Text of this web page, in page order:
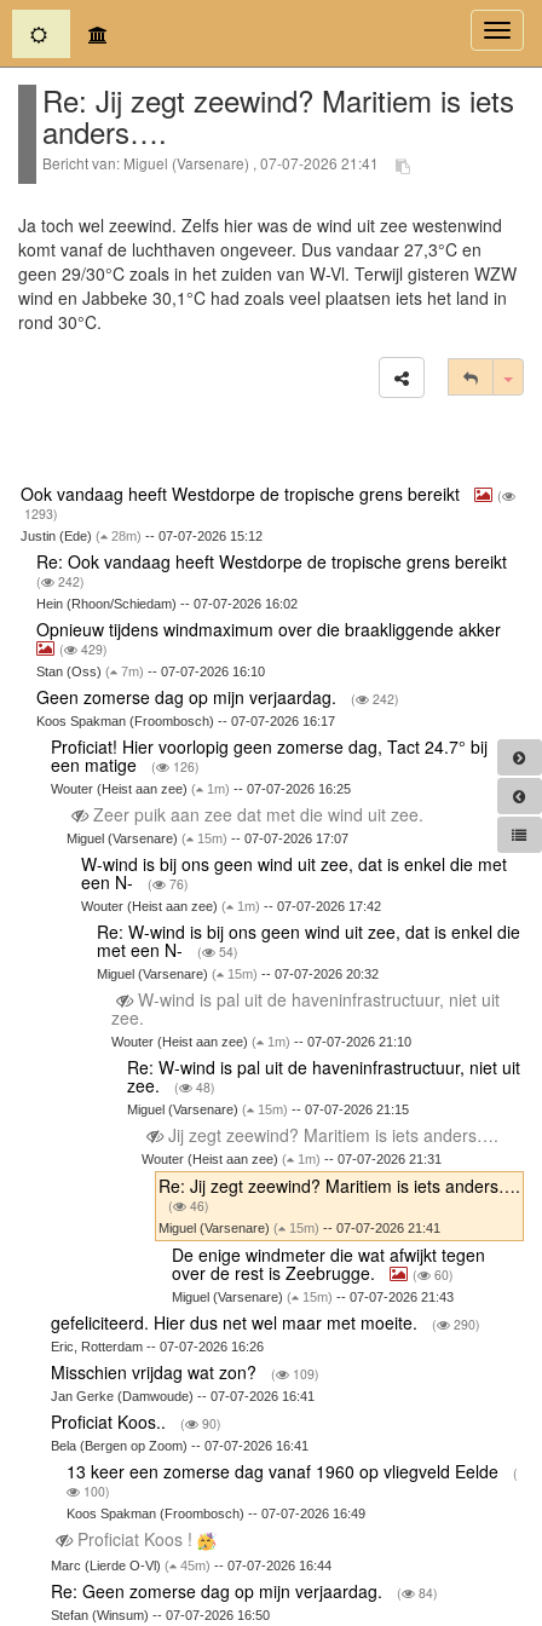
(current)
Re: Jij zegt zeewind? Maritiem is iets
anders….
Bericht van: Miguel (Varsenare) , 07-07-2026 21:41
Ja toch wel zeewind. Zelfs hier was de wind uit zee westenwind
komt vanaf de luchthaven ongeveer. Dus vandaar 27,3°C en
geen 29/30°C zoals in het zuiden van W-Vl. Terwijl gisteren WZW
wind en Jabbeke 30,1°C had zoals veel plaatsen iets het land in
rond 30°C.
Ook vandaag heeft Westdorpe de tropische grens bereikt
(
1293)
Justin (Ede) ( 28m) -- 07-07-2026 15:12
Re: Ook vandaag heeft Westdorpe de tropische grens bereikt
( 242)
Hein (Rhoon/Schiedam) -- 07-07-2026 16:02
Opnieuw tijdens windmaximum over die braakliggende akker
( 429)
Stan (Oss) ( 7m) -- 07-07-2026 16:10
Geen zomerse dag op mijn verjaardag. ( 242)
Koos Spakman (Froombosch) -- 07-07-2026 16:17
Proficiat! Hier voorlopig geen zomerse dag, Tact 24.7° bij
een matige ( 126)
Wouter (Heist aan zee)( 1m) -- 07-07-2026 16:25
Zeer puik aan zee dat met die wind uit zee.
Miguel (Varsenare) ( 15m) -- 07-07-2026 17:07
W-wind is bij ons geen wind uit zee, dat is enkel die met
een N- ( 76)
Wouter (Heist aan zee)( 1m) -- 07-07-2026 17:42
Re: W-wind is bij ons geen wind uit zee, dat is enkel die
met een N- ( 54)
Miguel (Varsenare) ( 15m) -- 07-07-2026 20:32
W-wind is pal uit de haveninfrastructuur, niet uit
zee.
Wouter (Heist aan zee)( 1m) -- 07-07-2026 21:10
Re: W-wind is pal uit de haveninfrastructuur, niet uit
zee. ( 48)
Miguel (Varsenare) ( 15m) -- 07-07-2026 21:15
Jij zegt zeewind? Maritiem is iets anders….
Wouter (Heist aan zee)( 1m) -- 07-07-2026 21:31
Re: Jij zegt zeewind? Maritiem is iets anders….
( 46)
Miguel (Varsenare) ( 15m) -- 07-07-2026 21:41
De enige windmeter die wat afwijkt tegen
over de rest is Zeebrugge. ( 60)
Miguel (Varsenare)( 15m) -- 07-07-2026 21:43
gefeliciteerd. Hier dus net wel maar met moeite. ( 290)
Eric, Rotterdam -- 07-07-2026 16:26
Misschien vrijdag wat zon? ( 109)
Jan Gerke (Damwoude) -- 07-07-2026 16:41
Proficiat Koos.. ( 90)
Bela (Bergen op Zoom) -- 07-07-2026 16:41
13 keer een zomerse dag vanaf 1960 op vliegveld Eelde
(
100)
Koos Spakman (Froombosch) -- 07-07-2026 16:49
Proficiat Koos !
Marc (Lierde O-Vl)( 45m) -- 07-07-2026 16:44
Re: Geen zomerse dag op mijn verjaardag. ( 84)
Stefan (Winsum) -- 07-07-2026 16:50